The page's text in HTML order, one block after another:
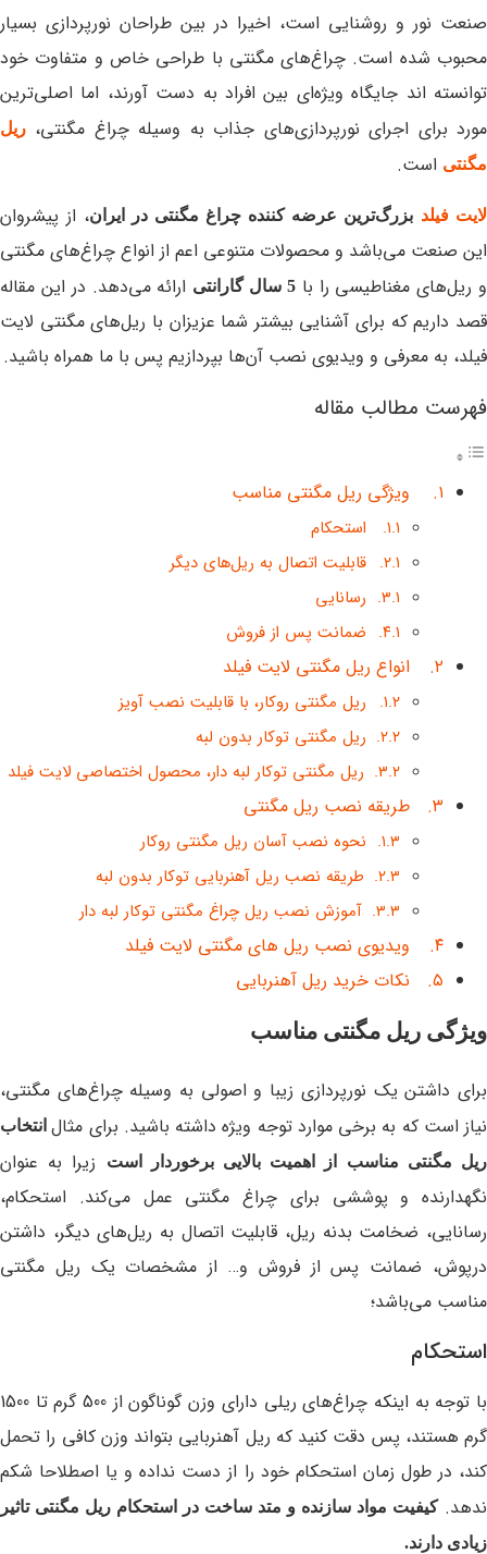
صنعت نور و روشنایی است، اخیرا در بین طراحان نورپردازی بسیار
محبوب شده است. چراغ‌های مگنتی با طراحی خاص و متفاوت خود
توانسته اند جایگاه ویژه‌ای بین افراد به دست آورند، اما اصلی‌ترین
مورد برای اجرای نورپردازی‌های جذاب به وسیله چراغ مگنتی، ریل
مگنتی است.
لایت فیلد بزرگ‌ترین عرضه کننده چراغ مگنتی در ایران، از پیشروان
این صنعت می‌باشد و محصولات متنوعی اعم از انواع چراغ‌های مگنتی
و ریل‌های مغناطیسی را با5 سال گارانتی
ارائه می‌دهد. در این مقاله
قصد داریم که برای آشنایی بیشتر شما عزیزان با ریل‌های مگنتی لایت
فیلد، به معرفی و ویدیوی نصب آن‌ها بپردازیم پس با ما همراه باشید.
فهرست مطالب مقاله
ویژگی‌ ریل مگنتی مناسب
استحکام
قابلیت اتصال به ریل‌های دیگر
رسانایی
ضمانت پس از فروش
انواع ریل مگنتی لایت فیلد
ریل مگنتی روکار، با قابلیت نصب آویز
ریل مگنتی توکار بدون لبه
ریل مگنتی توکار لبه دار، محصول اختصاصی لایت فیلد
طریقه نصب ریل مگنتی
نحوه نصب آسان ریل مگنتی روکار
طریقه نصب ریل آهنربایی توکار بدون لبه
آموزش نصب ریل چراغ مگنتی توکار لبه دار
ویدیوی نصب ریل های مگنتی لایت فیلد
نکات خرید ریل آهنربایی
ویژگی‌ ریل مگنتی مناسب
برای داشتن یک نورپردازی زیبا و اصولی به وسیله چراغ‌های مگنتی،
نیاز است که به برخی موارد توجه ویژه داشته باشید. برای مثال انتخاب
ریل مگنتی مناسب از اهمیت بالایی برخوردار است
زیرا به عنوان
نگهدارنده و پوششی برای چراغ مگنتی عمل می‌کند. استحکام،
رسانایی، ضخامت بدنه ریل، قابلیت اتصال به ریل‌های دیگر، داشتن
درپوش، ضمانت پس از فروش و… از مشخصات یک ریل مگنتی
مناسب می‌باشد؛
استحکام
با توجه به اینکه چراغ‌های ریلی دارای وزن گوناگون از 500 گرم تا 1500
گرم هستند، پس دقت کنید که ریل آهنربایی بتواند وزن کافی را تحمل
کند، در طول زمان استحکام خود را از دست نداده و یا اصطلاحا شکم
ندهد.کیفیت مواد سازنده و متد ساخت در استحکام ریل مگنتی تاثیر
زیادی دارند.